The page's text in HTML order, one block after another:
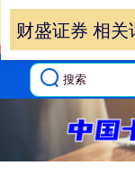
财盛证券 相关